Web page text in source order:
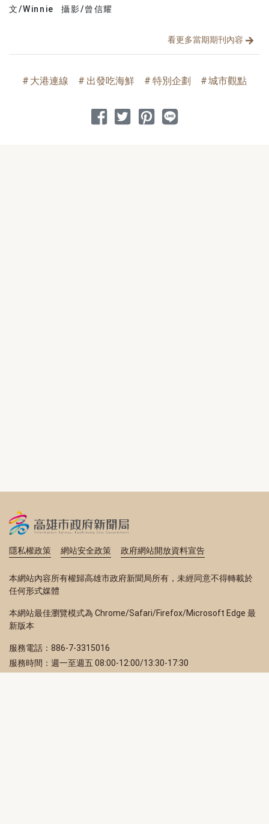
文/Winnie 攝影/曾信耀
看更多當期期刊內容
大港連線 出發吃海鮮 特別企劃 城市觀點
分享到 Facebook
分享到 Twitter
分享到 Pinterest
分享到 Line
隱私權政策 網站安全政策 政府網站開放資料宣告
本網站內容所有權歸高雄市政府新聞局所有，未經同意不得轉載於
任何形式媒體
本網站最佳瀏覽模式為 Chrome/Safari/Firefox/Microsoft Edge 最
新版本
服務電話：886-7-3315016
服務時間：週一至週五 08:00-12:00/13:30-17:30